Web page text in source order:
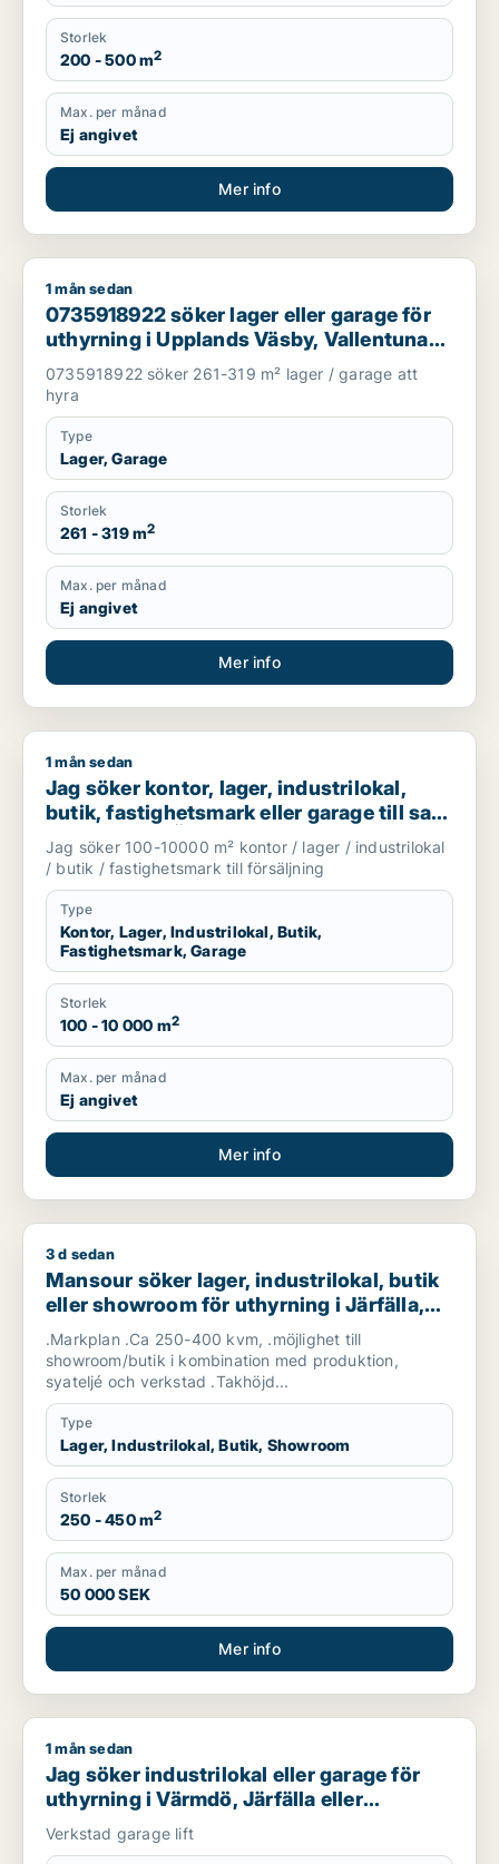
Storlek
200 - 500 m2
Max. per månad
Ej angivet
Mer info
0735918922 söker lager eller garage för uthyrning i
1 mån sedan
0735918922 söker lager eller garage för
uthyrning i Upplands Väsby, Vallentuna
eller Järfälla m.fl.
0735918922 söker 261-319 m² lager / garage att
hyra
Type
Lager, Garage
Storlek
261 - 319 m2
Max. per månad
Ej angivet
Mer info
Jag söker kontor, lager, industrilokal, butik, fastighetsmark
1 mån sedan
Jag söker kontor, lager, industrilokal,
butik, fastighetsmark eller garage till salu
i Vallentuna, Österåker eller Järfälla m.fl.
Jag söker 100-10000 m² kontor / lager / industrilokal
/ butik / fastighetsmark till försäljning
Type
Kontor, Lager, Industrilokal, Butik,
Fastighetsmark, Garage
Storlek
100 - 10 000 m2
Max. per månad
Ej angivet
Mer info
Mansour söker lager, industrilokal, butik eller showroom för
3 d sedan
Mansour söker lager, industrilokal, butik
eller showroom för uthyrning i Järfälla,
Danderyd eller Sollentuna m.fl.
.Markplan .Ca 250-400 kvm, .möjlighet till
showroom/butik i kombination med produktion,
syateljé och verkstad .Takhöjd...
Type
Lager, Industrilokal, Butik, Showroom
Storlek
250 - 450 m2
Max. per månad
50 000 SEK
Mer info
Jag söker industrilokal eller garage för uthyrning i Värmdö,
1 mån sedan
Jag söker industrilokal eller garage för
uthyrning i Värmdö, Järfälla eller
Huddinge m.fl.
Verkstad garage lift